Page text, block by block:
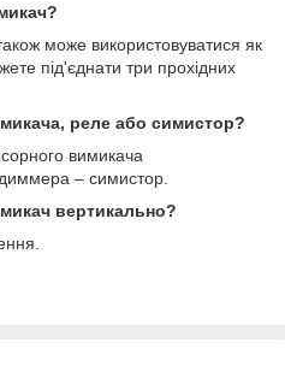
може використовуватися як
під'єднати три прохідних
реле або симистор?
вимикача
– симистор.
вертикально?